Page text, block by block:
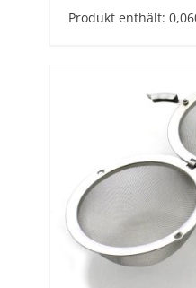
Produkt enthält: